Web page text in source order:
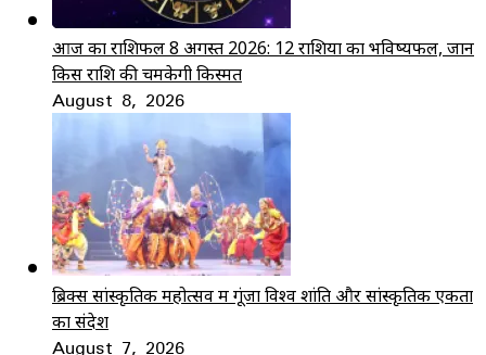
आज का राशिफल 8 अगस्त 2026: 12 राशियों का भविष्यफल, जानें
किस राशि की चमकेगी किस्मत
August 8, 2026
ब्रिक्स सांस्कृतिक महोत्सव में गूंजा विश्व शांति और सांस्कृतिक एकता
का संदेश
August 7, 2026